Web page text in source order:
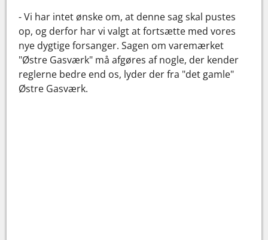
- Vi har intet ønske om, at denne sag skal pustes
op, og derfor har vi valgt at fortsætte med vores
nye dygtige forsanger. Sagen om varemærket
"Østre Gasværk" må afgøres af nogle, der kender
reglerne bedre end os, lyder der fra "det gamle"
Østre Gasværk.